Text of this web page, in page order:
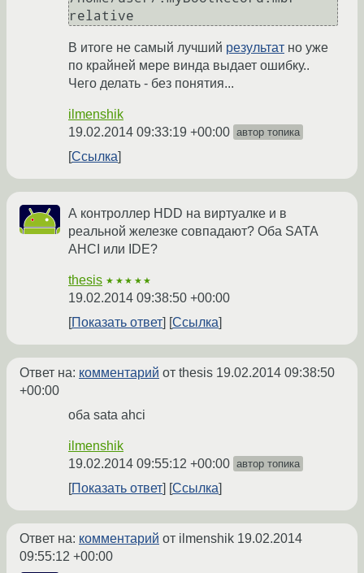
В итоге не самый лучший результат но уже
по крайней мере винда выдает ошибку..
Чего делать - без понятия...
ilmenshik
19.02.2014 09:33:19 +00:00 автор топика
Ссылка
А контроллер HDD на виртуалке и в
реальной железке совпадают? Оба SATA
AHCI или IDE?
thesis ★★★★★
19.02.2014 09:38:50 +00:00
Показать ответ
Ссылка
Ответ на: комментарий от thesis 19.02.2014 09:38:50
+00:00
оба sata ahci
ilmenshik
19.02.2014 09:55:12 +00:00 автор топика
Показать ответ Ссылка
Ответ на: комментарий от ilmenshik 19.02.2014
09:55:12 +00:00